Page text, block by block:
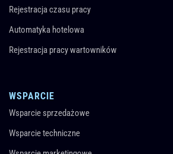
Rejestracja czasu pracy
Automatyka hotelowa
Rejestracja pracy wartowników
WSPARCIE
Wsparcie sprzedażowe
Wsparcie techniczne